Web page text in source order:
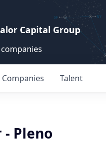
Capital Group
companies
Companies Talent
- Pleno